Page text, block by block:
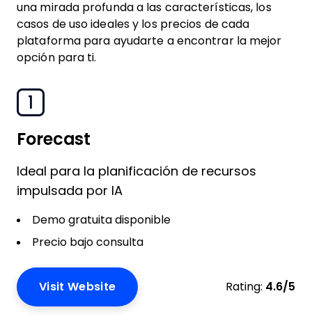
una mirada profunda a las características, los
casos de uso ideales y los precios de cada
plataforma para ayudarte a encontrar la mejor
opción para ti.
1
Forecast
Ideal para la planificación de recursos
impulsada por IA
Demo gratuita disponible
Precio bajo consulta
Visit Website Rating: 4.6/5